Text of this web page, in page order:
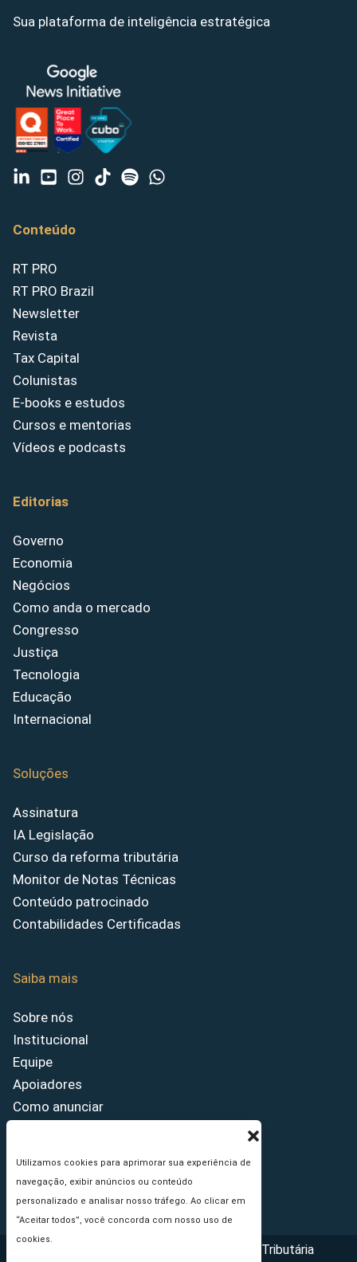
Utilizamos cookies para aprimorar sua experiência de
navegação, exibir anúncios ou conteúdo
personalizado e analisar nosso tráfego. Ao clicar em
“Aceitar todos”, você concorda com nosso uso de
cookies.
Sua plataforma de inteligência estratégica
Conteúdo
RT PRO
RT PRO Brazil
Newsletter
Revista
Tax Capital
Colunistas
E-books e estudos
Cursos e mentorias
Vídeos e podcasts
Editorias
Governo
Economia
Negócios
Como anda o mercado
Congresso
Justiça
Tecnologia
Educação
Internacional
Soluções
Assinatura
IA Legislação
Curso da reforma tributária
Monitor de Notas Técnicas
Conteúdo patrocinado
Contabilidades Certificadas
Saiba mais
Sobre nós
Institucional
Equipe
Apoiadores
Como anunciar
Princípios Editoriais
Copyright © 2026 - Portal da Reforma Tributária